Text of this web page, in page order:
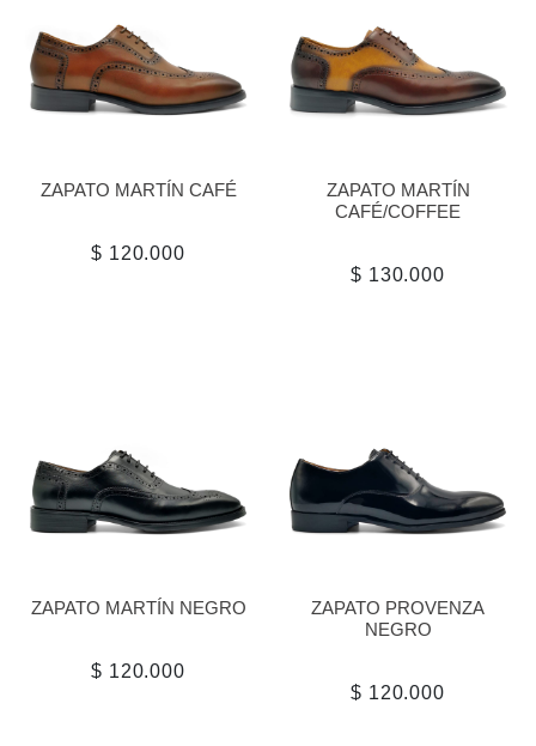
ZAPATO MARTÍN CAFÉ
$ 120.000
ZAPATO MARTÍN
CAFÉ/COFFEE
$ 130.000
ZAPATO MARTÍN NEGRO
$ 120.000
ZAPATO PROVENZA
NEGRO
$ 120.000